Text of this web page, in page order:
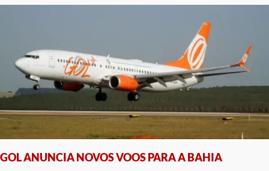
GOL ANUNCIA NOVOS VOOS PARA A BAHIA